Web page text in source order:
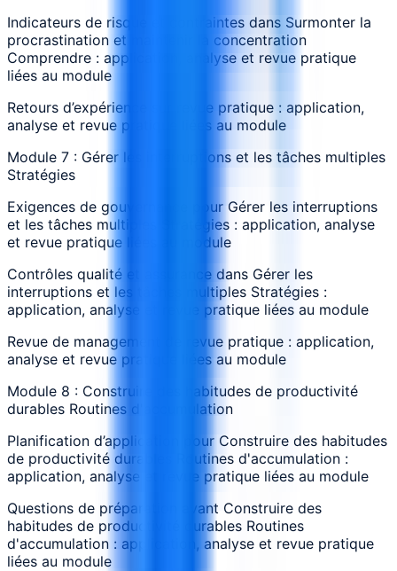
Indicateurs de risque et contraintes dans Surmonter la
procrastination et maintenir la concentration
Comprendre : application, analyse et revue pratique
liées au module
Retours d’expérience sur revue pratique : application,
analyse et revue pratique liées au module
Module 7 : Gérer les interruptions et les tâches multiples
Stratégies
Exigences de gouvernance pour Gérer les interruptions
et les tâches multiples Stratégies : application, analyse
et revue pratique liées au module
Contrôles qualité et assurance dans Gérer les
interruptions et les tâches multiples Stratégies :
application, analyse et revue pratique liées au module
Revue de management de revue pratique : application,
analyse et revue pratique liées au module
Module 8 : Construire des habitudes de productivité
durables Routines d'accumulation
Planification d’application pour Construire des habitudes
de productivité durables Routines d'accumulation :
application, analyse et revue pratique liées au module
Questions de préparation avant Construire des
habitudes de productivité durables Routines
d'accumulation : application, analyse et revue pratique
liées au module